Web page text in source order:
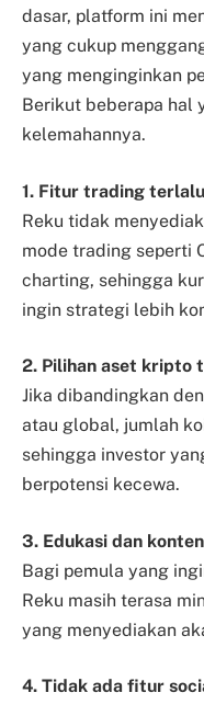
dasar, platform ini
yang cukup
yang menginginkan
Berikut beberapa hal
kelemahannya.
1. Fitur trading
Reku tidak
mode trading seperti
charting, sehingga
ingin strategi lebih
2. Pilihan aset kripto
Jika dibandingkan
atau global, jumlah
sehingga investor
berpotensi kecewa.
3. Edukasi dan
Bagi pemula yang
Reku masih terasa
yang menyediakan
4. Tidak ada fitur